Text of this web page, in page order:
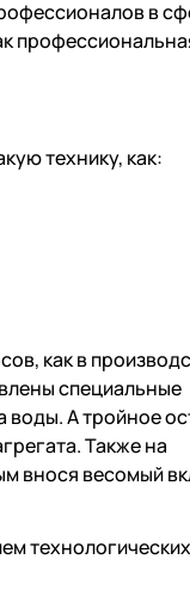
в
технику, как:
как в
специальные
воды. А тройное
Также на
внося весомый
технологических